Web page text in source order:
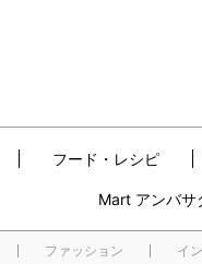
フード・レシピ
Mart アンバサ
ファッション イ